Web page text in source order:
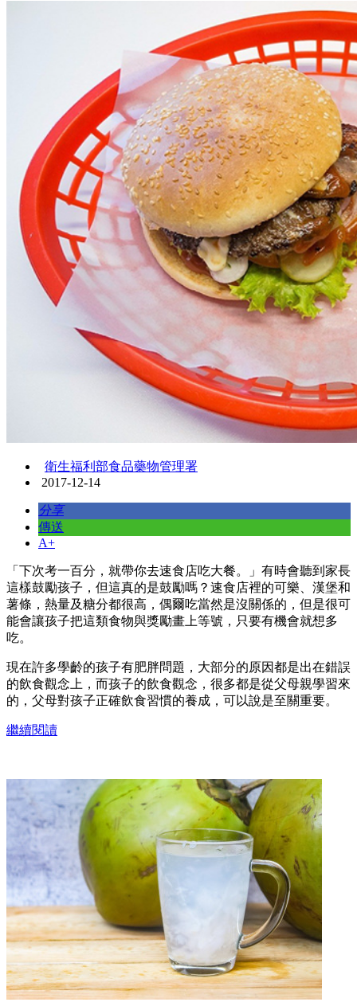
衛生福利部食品藥物管理署
2017-12-14
分享
傳送
A+
「下次考一百分，就帶你去速食店吃大餐。」有時會聽到家長
這樣鼓勵孩子，但這真的是鼓勵嗎？速食店裡的可樂、漢堡和
薯條，熱量及糖分都很高，偶爾吃當然是沒關係的，但是很可
能會讓孩子把這類食物與獎勵畫上等號，只要有機會就想多
吃。
現在許多學齡的孩子有肥胖問題，大部分的原因都是出在錯誤
的飲食觀念上，而孩子的飲食觀念，很多都是從父母親學習來
的，父母對孩子正確飲食習慣的養成，可以說是至關重要。
繼續閱讀